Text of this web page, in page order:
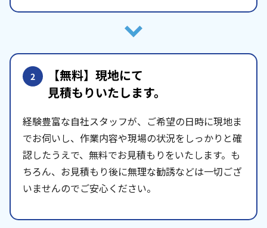
2 【無料】現地にて
見積もりいたします。
経験豊富な自社スタッフが、ご希望の日時に現地ま
でお伺いし、作業内容や現場の状況をしっかりと確
認したうえで、無料でお見積もりをいたします。も
ちろん、お見積もり後に無理な勧誘などは一切ござ
いませんのでご安心ください。